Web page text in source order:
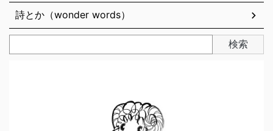
詩とか（wonder words）
検索